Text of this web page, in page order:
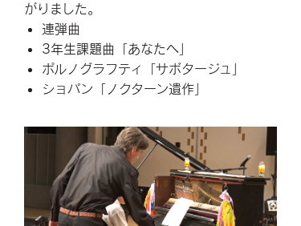
がりました。
連弾曲
3年生課題曲「あなたへ」
ポルノグラフティ「サボタージュ」
ショパン「ノクターン遺作」